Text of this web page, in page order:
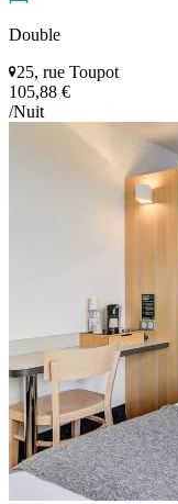
Double
25, rue Toupot
105,88 €
/Nuit